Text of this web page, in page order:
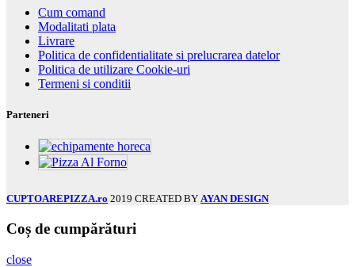
Cum comand
Modalitati plata
Livrare
Politica de confidentialitate si prelucrarea datelor
Politica de utilizare Cookie-uri
Termeni si conditii
Parteneri
CUPTOAREPIZZA.ro 2019 CREATED BY AYAN DESIGN
Coș de cumpărături
close